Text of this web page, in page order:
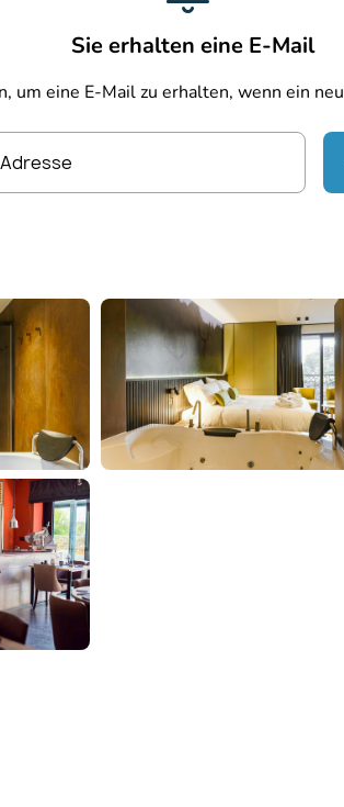
Sie erhalten eine E-Mail
um eine E-Mail zu erhalten, wenn ein